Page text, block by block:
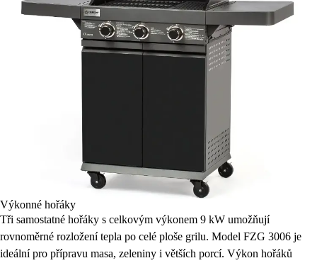
Výkonné hořáky
Tři samostatné hořáky s celkovým výkonem 9 kW umožňují
rovnoměrné rozložení tepla po celé ploše grilu. Model FZG 3006 je
ideální pro přípravu masa, zeleniny i větších porcí. Výkon hořáků